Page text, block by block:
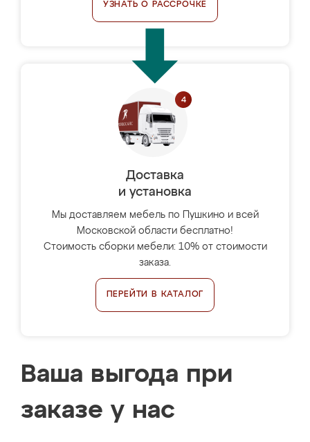
УЗНАТЬ О РАССРОЧКЕ
Доставка
и установка
Мы доставляем мебель по Пушкино и всей
Московской области бесплатно!
Стоимость сборки мебели: 10% от стоимости
заказа.
ПЕРЕЙТИ В КАТАЛОГ
Ваша выгода при
заказе у нас